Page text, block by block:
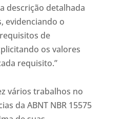
descrição detalhada
evidenciando o
de
os valores
requisito.”
vários trabalhos no
da ABNT NBR 15575